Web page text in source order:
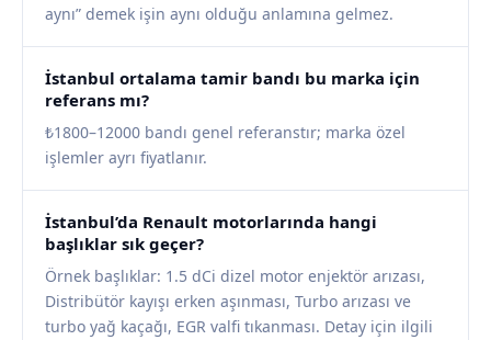
aynı” demek işin aynı olduğu anlamına gelmez.
İstanbul ortalama tamir bandı bu marka için
referans mı?
₺1800–12000 bandı genel referanstır; marka özel
işlemler ayrı fiyatlanır.
İstanbul’da Renault motorlarında hangi
başlıklar sık geçer?
Örnek başlıklar: 1.5 dCi dizel motor enjektör arızası,
Distribütör kayışı erken aşınması, Turbo arızası ve
turbo yağ kaçağı, EGR valfi tıkanması. Detay için ilgili